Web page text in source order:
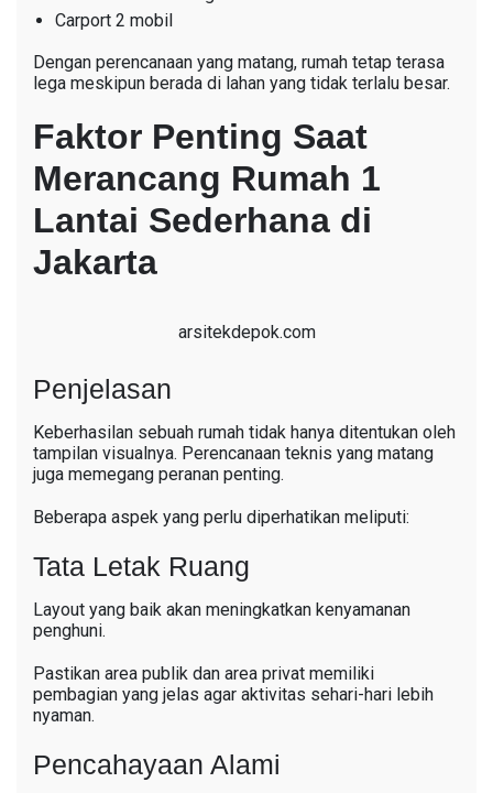
Carport 2 mobil
Dengan perencanaan yang matang, rumah tetap terasa
lega meskipun berada di lahan yang tidak terlalu besar.
Faktor Penting Saat
Merancang Rumah 1
Lantai Sederhana di
Jakarta
arsitekdepok.com
Penjelasan
Keberhasilan sebuah rumah tidak hanya ditentukan oleh
tampilan visualnya. Perencanaan teknis yang matang
juga memegang peranan penting.
Beberapa aspek yang perlu diperhatikan meliputi:
Tata Letak Ruang
Layout yang baik akan meningkatkan kenyamanan
penghuni.
Pastikan area publik dan area privat memiliki
pembagian yang jelas agar aktivitas sehari-hari lebih
nyaman.
Pencahayaan Alami